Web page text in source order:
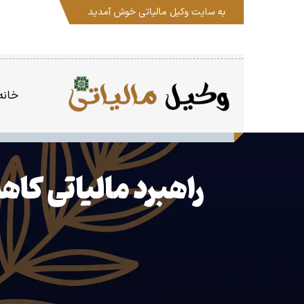
به سایت وکیل مالیاتی خوش آمدید
راهبرد مالیاتی